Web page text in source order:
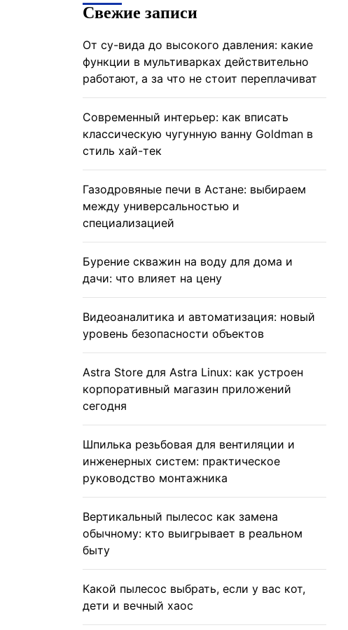
Свежие записи
От су-вида до высокого давления: какие
функции в мультиварках действительно
работают, а за что не стоит переплачиват
Современный интерьер: как вписать
классическую чугунную ванну Goldman в
стиль хай-тек
Газодровяные печи в Астане: выбираем
между универсальностью и
специализацией
Бурение скважин на воду для дома и
дачи: что влияет на цену
Видеоаналитика и автоматизация: новый
уровень безопасности объектов
Astra Store для Astra Linux: как устроен
корпоративный магазин приложений
сегодня
Шпилька резьбовая для вентиляции и
инженерных систем: практическое
руководство монтажника
Вертикальный пылесос как замена
обычному: кто выигрывает в реальном
быту
Какой пылесос выбрать, если у вас кот,
дети и вечный хаос